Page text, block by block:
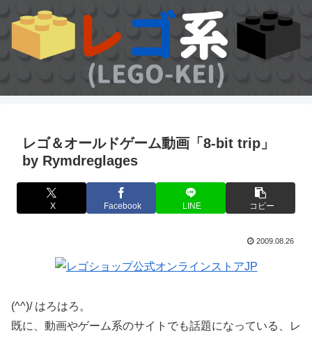
レゴ＆オールドゲーム動画「8-bit trip」
by Rymdreglages
X Facebook LINE コピー
2009.08.26
(^^)/ はろはろ。
既に、動画やゲーム系のサイトでも話題になっている、レ